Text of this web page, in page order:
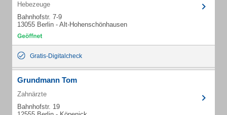
Hebezeuge
Bahnhofstr. 7-9
13055 Berlin - Alt-Hohenschönhausen
Gratis-Digitalcheck
Grundmann Tom
Zahnärzte
Bahnhofstr. 19